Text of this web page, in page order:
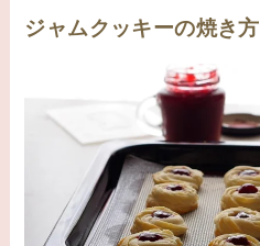
ジャムクッキーの焼き方